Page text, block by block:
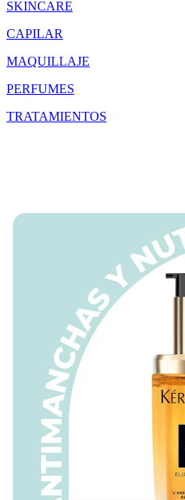
SKINCARE
CAPILAR
MAQUILLAJE
PERFUMES
TRATAMIENTOS